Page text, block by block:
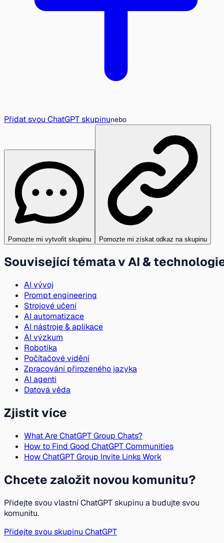
Přidat svou ChatGPT skupinunebo
Pomozte mi vytvořit skupinu Pomozte mi získat odkaz na skupinu
Související témata v AI &
AI vývoj
Prompt engineering
Strojové učení
AI automatizace
AI nástroje & aplikace
AI výzkum
Robotika
Počítačové vidění
Zpracování přirozeného jazyka
AI agenti
Datová věda
Zjistit více
What Are ChatGPT Group Chats?
How to Find Good ChatGPT Communities
How ChatGPT Group Invite Links Work
Chcete založit novou komunitu?
Přidejte svou vlastní ChatGPT skupinu a budujte svou
komunitu.
Přidejte svou skupinu ChatGPT